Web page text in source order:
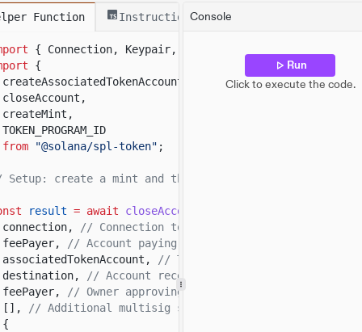
account: tokenAccount,
destination,
// Account receiving the reclaimed SOL.
})
.sendTransaction
tokenAccountData
await client.token.accounts.token.
log ("Mint Address:"
log( "Token Account:"
, tokenAccountData);
log ( Transaction Signature:"
Function Instructions
{ Connection, Keypair, LAMPORTS_PER_SOL }
{
createAssociatedTokenAccount,
closeAccount,
createMint,
TOKEN_PROGRAM_ID
from "@solana/spl-token" ;
Setup: create a mint and the payer's ATA before
result = await closeAccount
connection,
// Connection to the local validator.
feePayer,
// Account paying transaction fees.
associatedTokenAccount,
// Token account to close.
destination,
// Account receiving the reclaimed SOL.
feePayer,
// Owner approving the account closure.
[],
// Additional multisig signers.
{
Console
Run
Click to execute the code.